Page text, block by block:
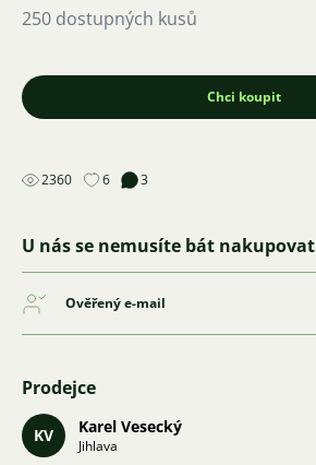
250 dostupných kusů
Chci koupit
2360 6 3
U nás se nemusíte bát nakupovat
Ověřený e-mail
Prodejce
KV Karel Vesecký
Jihlava